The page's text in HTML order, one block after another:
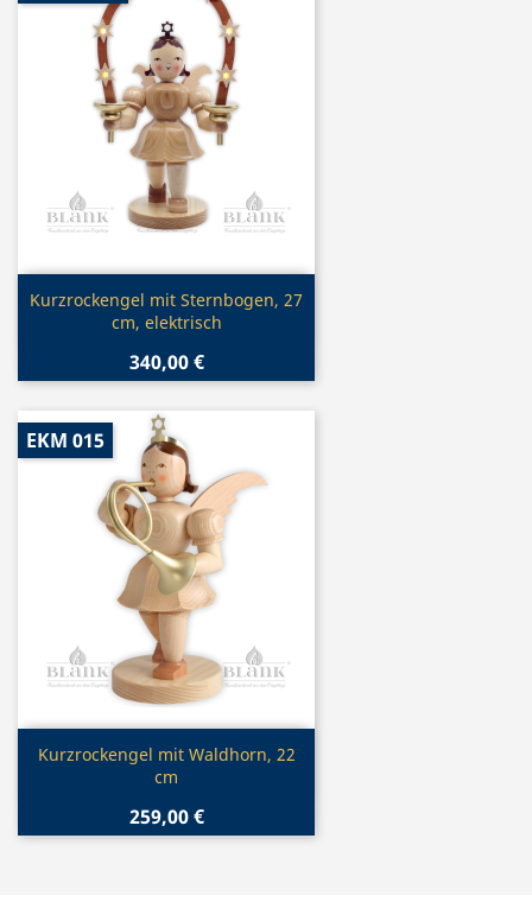
Vorschau
Kurzrockengel mit Sternbogen, 27
cm, elektrisch
340,00 €
Vorschau
Kurzrockengel mit Waldhorn, 22
cm
259,00 €
EKM 015